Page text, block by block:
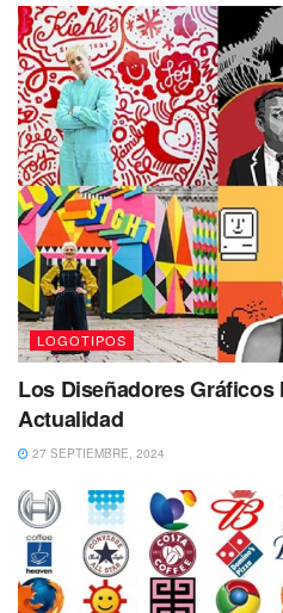
LOGOTIPOS
Los Diseñadores Gráficos
Actualidad
27 SEPTIEMBRE, 2024